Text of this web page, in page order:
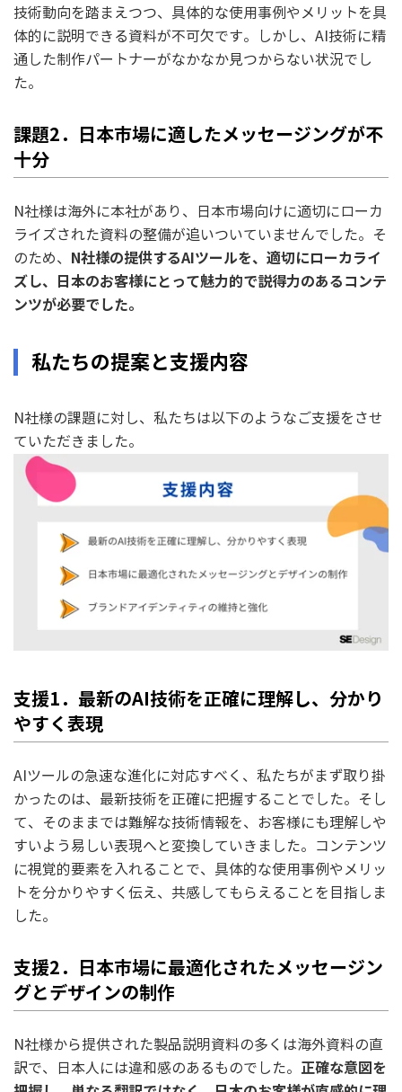
技術動向を踏まえつつ、具体的な使用事例やメリットを具
体的に説明できる資料が不可欠です。しかし、AI技術に精
通した制作パートナーがなかなか見つからない状況でし
た。
課題2．日本市場に適したメッセージングが不
十分
N社様は海外に本社があり、日本市場向けに適切にローカ
ライズされた資料の整備が追いついていませんでした。そ
のため、 N社様の提供するAIツールを、適切にローカライ
ズし、日本のお客様にとって魅力的で説得力のあるコンテ
ンツが必要でした。
私たちの提案と支援内容
N社様の課題に対し、私たちは以下のようなご支援をさせ
ていただきました。
支援1．最新のAI技術を正確に理解し、分かり
やすく表現
AIツールの急速な進化に対応すべく、私たちがまず取り掛
かったのは、最新技術を正確に把握することでした。そし
て、そのままでは難解な技術情報を、お客様にも理解しや
すいよう易しい表現へと変換していきました。コンテンツ
に視覚的要素を入れることで、具体的な使用事例やメリッ
トを分かりやすく伝え、共感してもらえることを目指しま
した。
支援2．日本市場に最適化されたメッセージン
グとデザインの制作
N社様から提供された製品説明資料の多くは海外資料の直
訳で、日本人には違和感のあるものでした。 正確な意図を